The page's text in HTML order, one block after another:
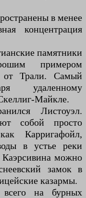
в менее
концентрация
памятники
примером
от Трали. Самый
удаленному
Майкле.
Листоуэл.
собой просто
Карригафойл,
в устье реки
можно
замок в
казармы.
на бурных